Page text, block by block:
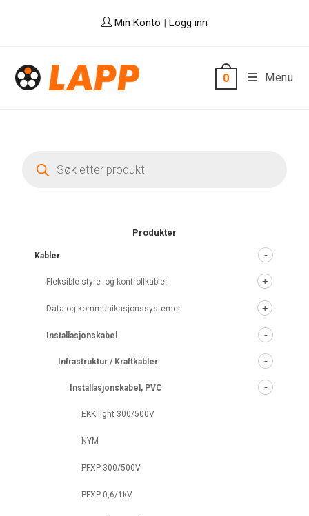
Min Konto | Logg inn
0 Menu
search
Produkter
Kabler
Fleksible styre- og kontrollkabler
Data og kommunikasjonssystemer
Installasjonskabel
Infrastruktur / Kraftkabler
Installasjonskabel, PVC
EKK light 300/500V
NYM
PFXP 300/500V
PFXP 0,6/1kV